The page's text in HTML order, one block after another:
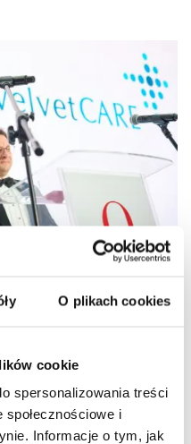
O plikach cookies
cookie
spersonalizowania treści
i
Informacje o tym, jak
także